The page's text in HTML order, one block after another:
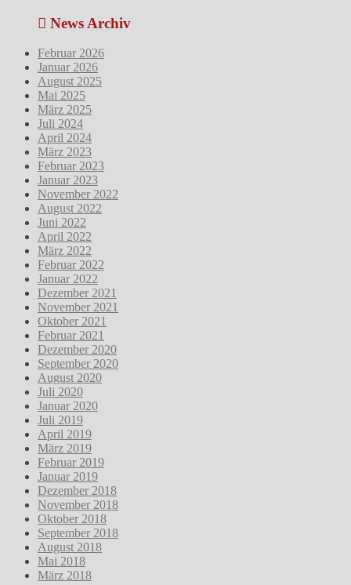
News Archiv
Februar 2026
Januar 2026
August 2025
Mai 2025
März 2025
Juli 2024
April 2024
März 2023
Februar 2023
Januar 2023
November 2022
August 2022
Juni 2022
April 2022
März 2022
Februar 2022
Januar 2022
Dezember 2021
November 2021
Oktober 2021
Februar 2021
Dezember 2020
September 2020
August 2020
Juli 2020
Januar 2020
Juli 2019
April 2019
März 2019
Februar 2019
Januar 2019
Dezember 2018
November 2018
Oktober 2018
September 2018
August 2018
Mai 2018
März 2018